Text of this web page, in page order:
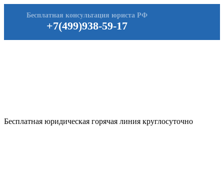
+7(499)938-59-17
Бесплатная консультация юриста РФ
Бесплатная юридическая горячая линия круглосуточно